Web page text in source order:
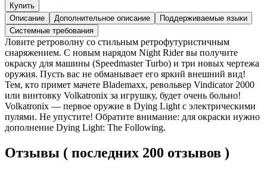
Купить
Описание
Дополнительное описание
Поддерживаемые языки
Системные требования
Ловите ретроволну со стильным ретрофутуристичным
снаряжением. С новым нарядом Night Rider вы получите
окраску для машины (Speedmaster Turbo) и три новых чертежа
оружия. Пусть вас не обманывает его яркий внешний вид!
Тем, кто примет мачете Blademaxx, револьвер Vindicator 2000
или винтовку Volkatronix за игрушку, будет очень больно!
Volkatronix — первое оружие в Dying Light с электрическими
пулями. Не упустите! Обратите внимание: для окраски нужно
дополнение Dying Light: The Following.
Отзывы ( последних 200 отзывов )